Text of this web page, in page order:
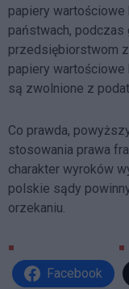
papiery wartościowe
państwach, podczas
przedsiębiorstwom
papiery
są zwolnione z
Co prawda,
stosowania prawa
charakter wyroków
polskie sądy
orzekaniu.
Facebook